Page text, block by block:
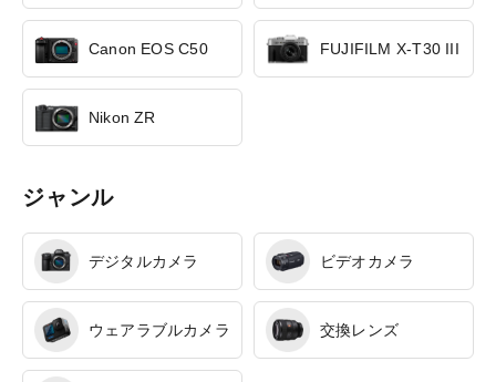
Canon EOS C50 FUJIFILM X-T30 III
Nikon ZR
ジャンル
デジタルカメラ ビデオカメラ
ウェアラブルカメラ 交換レンズ